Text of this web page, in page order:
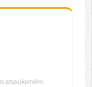
atsauksmēm.